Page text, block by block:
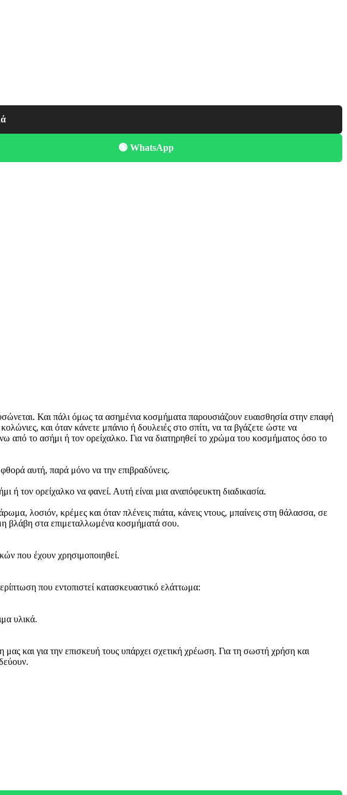
🟢 WhatsApp
Και πάλι όμως τα ασημένια κοσμήματα παρουσιάζουν ευαισθησία στην επαφή
και όταν κάνετε μπάνιο ή δουλειές στο σπίτι, να τα βγάζετε ώστε να
από το ασήμι ή τον ορείχαλκο. Για να διατηρηθεί το χρώμα του κοσμήματος όσο το
αυτή, παρά μόνο να την επιβραδύνεις.
ή τον ορείχαλκο να φανεί. Αυτή είναι μια αναπόφευκτη διαδικασία.
λοσιόν, κρέμες και όταν πλένεις πιάτα, κάνεις ντους, μπαίνεις στη θάλασσα, σε
βλάβη στα επιμεταλλωμένα κοσμήματά σου.
που έχουν χρησιμοποιηθεί.
που εντοπιστεί κατασκευαστικό ελάττωμα:
υλικά.
και για την επισκευή τους υπάρχει σχετική χρέωση. Για τη σωστή χρήση και